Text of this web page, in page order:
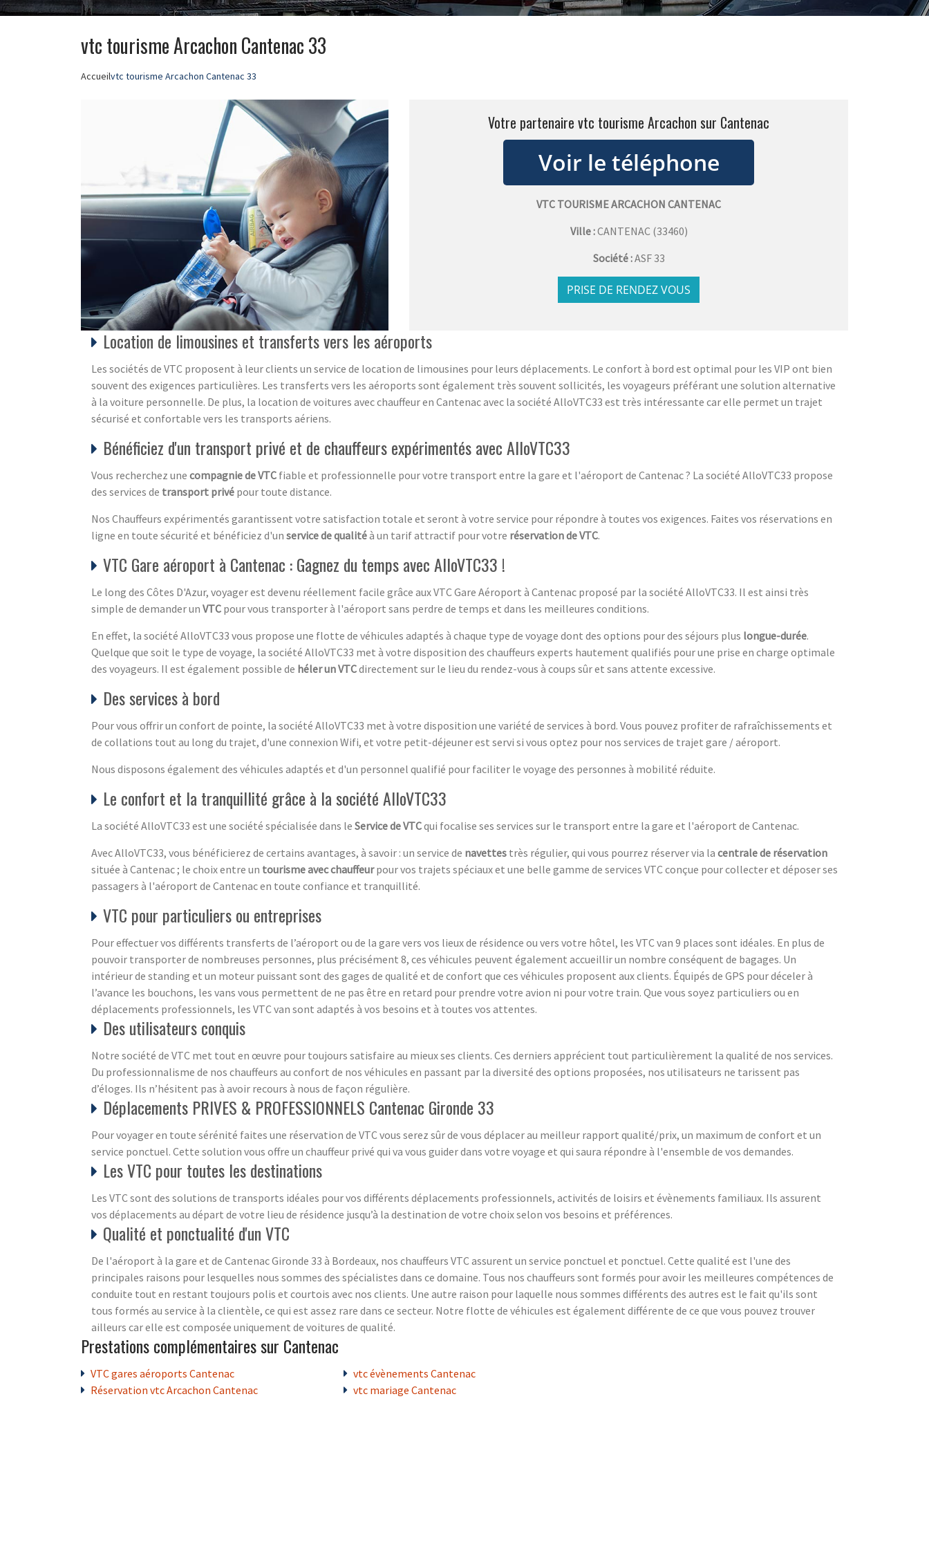
vtc tourisme Arcachon Cantenac 33
Accueilvtc tourisme Arcachon Cantenac 33
Votre partenaire vtc tourisme Arcachon sur Cantenac
VTC TOURISME ARCACHON CANTENAC
Ville :CANTENAC(33460)
Société :ASF 33
PRISE DE RENDEZ VOUS
Location de limousines et transferts vers les aéroports
Les sociétés de VTC proposent à leur clients un service de location de limousines pour leurs déplacements. Le confort à bord est optimal pour les VIP ont bien
souvent des exigences particulières. Les transferts vers les aéroports sont également très souvent sollicités, les voyageurs préférant une solution alternative
à la voiture personnelle. De plus, la location de voitures avec chauffeur en Cantenac avec la société AlloVTC33 est très intéressante car elle permet un trajet
sécurisé et confortable vers les transports aériens.
Bénéficiez d'un transport privé et de chauffeurs expérimentés avec AlloVTC33
Vous recherchez une compagnie de VTC fiable et professionnelle pour votre transport entre la gare et l'aéroport de Cantenac ? La société AlloVTC33 propose
des services de transport privé pour toute distance.
Nos Chauffeurs expérimentés garantissent votre satisfaction totale et seront à votre service pour répondre à toutes vos exigences. Faites vos réservations en
ligne en toute sécurité et bénéficiez d'un service de qualitéà un tarif attractif pour votre réservation de VTC.
VTC Gare aéroport à Cantenac : Gagnez du temps avec AlloVTC33 !
Le long des Côtes D'Azur, voyager est devenu réellement facile grâce aux VTC Gare Aéroport à Cantenac proposé par la société AlloVTC33. Il est ainsi très
simple de demander un VTC pour vous transporter à l'aéroport sans perdre de temps et dans les meilleures conditions.
En effet, la société AlloVTC33 vous propose une flotte de véhicules adaptés à chaque type de voyage dont des options pour des séjours plus longue-durée.
Quelque que soit le type de voyage, la société AlloVTC33 met à votre disposition des chauffeurs experts hautement qualifiés pour une prise en charge optimale
des voyageurs. Il est également possible de héler un VTCdirectement sur le lieu du rendez-vous à coups sûr et sans attente excessive.
Des services à bord
Pour vous offrir un confort de pointe, la société AlloVTC33 met à votre disposition une variété de services à bord. Vous pouvez profiter de rafraîchissements et
de collations tout au long du trajet, d'une connexion Wifi, et votre petit-déjeuner est servi si vous optez pour nos services de trajet gare / aéroport.
Nous disposons également des véhicules adaptés et d'un personnel qualifié pour faciliter le voyage des personnes à mobilité réduite.
Le confort et la tranquillité grâce à la société AlloVTC33
La société AlloVTC33 est une société spécialisée dans le Service de VTCqui focalise ses services sur le transport entre la gare et l'aéroport de Cantenac.
Avec AlloVTC33, vous bénéficierez de certains avantages, à savoir : un service de navettes très régulier, qui vous pourrez réserver via la centrale de réservation
située à Cantenac ; le choix entre un tourisme avec chauffeurpour vos trajets spéciaux et une belle gamme de services VTC conçue pour collecter et déposer ses
passagers à l'aéroport de Cantenac en toute confiance et tranquillité.
VTC pour particuliers ou entreprises
Pour effectuer vos différents transferts de l’aéroport ou de la gare vers vos lieux de résidence ou vers votre hôtel, les VTC van 9 places sont idéales. En plus de
pouvoir transporter de nombreuses personnes, plus précisément 8, ces véhicules peuvent également accueillir un nombre conséquent de bagages. Un
intérieur de standing et un moteur puissant sont des gages de qualité et de confort que ces véhicules proposent aux clients. Équipés de GPS pour déceler à
l’avance les bouchons, les vans vous permettent de ne pas être en retard pour prendre votre avion ni pour votre train. Que vous soyez particuliers ou en
déplacements professionnels, les VTC van sont adaptés à vos besoins et à toutes vos attentes.
Des utilisateurs conquis
Notre société de VTC met tout en œuvre pour toujours satisfaire au mieux ses clients. Ces derniers apprécient tout particulièrement la qualité de nos services.
Du professionnalisme de nos chauffeurs au confort de nos véhicules en passant par la diversité des options proposées, nos utilisateurs ne tarissent pas
d’éloges. Ils n’hésitent pas à avoir recours à nous de façon régulière.
Déplacements PRIVES & PROFESSIONNELS Cantenac Gironde 33
Pour voyager en toute sérénité faites une réservation de VTC vous serez sûr de vous déplacer au meilleur rapport qualité/prix, un maximum de confort et un
service ponctuel. Cette solution vous offre un chauffeur privé qui va vous guider dans votre voyage et qui saura répondre à l'ensemble de vos demandes.
Les VTC pour toutes les destinations
Les VTC sont des solutions de transports idéales pour vos différents déplacements professionnels, activités de loisirs et évènements familiaux. Ils assurent
vos déplacements au départ de votre lieu de résidence jusqu’à la destination de votre choix selon vos besoins et préférences.
Qualité et ponctualité d'un VTC
De l'aéroport à la gare et de Cantenac Gironde 33 à Bordeaux, nos chauffeurs VTC assurent un service ponctuel et ponctuel. Cette qualité est l'une des
principales raisons pour lesquelles nous sommes des spécialistes dans ce domaine. Tous nos chauffeurs sont formés pour avoir les meilleures compétences de
conduite tout en restant toujours polis et courtois avec nos clients. Une autre raison pour laquelle nous sommes différents des autres est le fait qu'ils sont
tous formés au service à la clientèle, ce qui est assez rare dans ce secteur. Notre flotte de véhicules est également différente de ce que vous pouvez trouver
ailleurs car elle est composée uniquement de voitures de qualité.
Prestations complémentaires sur Cantenac
VTC gares aéroports Cantenac
Réservation vtc Arcachon Cantenac
vtc évènements Cantenac
vtc mariage Cantenac